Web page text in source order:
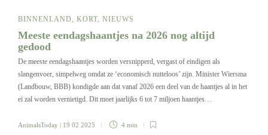
BINNENLAND KORT NIEUWS
Meeste eendagshaantjes na 2026 nog altijd
gedood
De meeste eendagshaantjes worden versnipperd, vergast of eindigen als
slangenvoer, simpelweg omdat ze ‘economisch nutteloos’ zijn. Minister Wiersma
(Landbouw, BBB) kondigde aan dat vanaf 2026 een deel van de haantjes al in het
ei zal worden vernietigd. Dit moet jaarlijks 6 tot 7 miljoen haantjes…
AnimalsToday | 19 02 2025 4 min